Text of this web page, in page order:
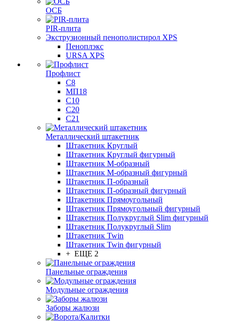
ОСБ
PIR-плита
Экструзионный пенополистирол XPS
Пеноплэкс
URSA XPS
Профлист
С8
МП18
С10
С20
С21
Металлический штакетник
Штакетник Круглый
Штакетник Круглый фигурный
Штакетник М-образный
Штакетник М-образный фигурный
Штакетник П-образный
Штакетник П-образный фигурный
Штакетник Прямоугольный
Штакетник Прямоугольный фигурный
Штакетник Полукруглый Slim фигурный
Штакетник Полукруглый Slim
Штакетник Twin
Штакетник Twin фигурный
+ ЕЩЕ 2
Панельные ограждения
Модульные ограждения
Заборы жалюзи